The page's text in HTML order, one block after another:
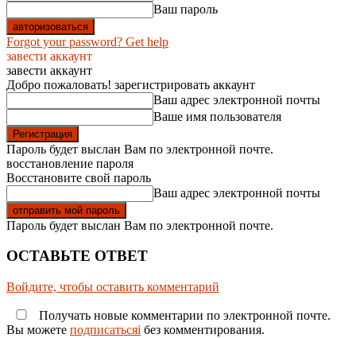
Ваш пароль
Forgot your password? Get help
завести аккаунт
завести аккаунт
Добро пожаловать! зарегистрировать аккаунт
Ваш адрес электронной почты
Ваше имя пользователя
Пароль будет выслан Вам по электронной почте.
восстановление пароля
Восстановите свой пароль
Ваш адрес электронной почты
Пароль будет выслан Вам по электронной почте.
ОСТАВЬТЕ ОТВЕТ
Войдите, чтобы оставить комментарий
Получать новые комментарии по электронной почте.
Вы можете подписатьсяi без комментирования.